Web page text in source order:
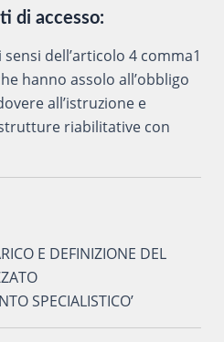
di accesso:
dell’articolo 4 comma1
hanno assolo all’obbligo
all’istruzione e
riabilitative con
E DEFINIZIONE DEL
SPECIALISTICO’